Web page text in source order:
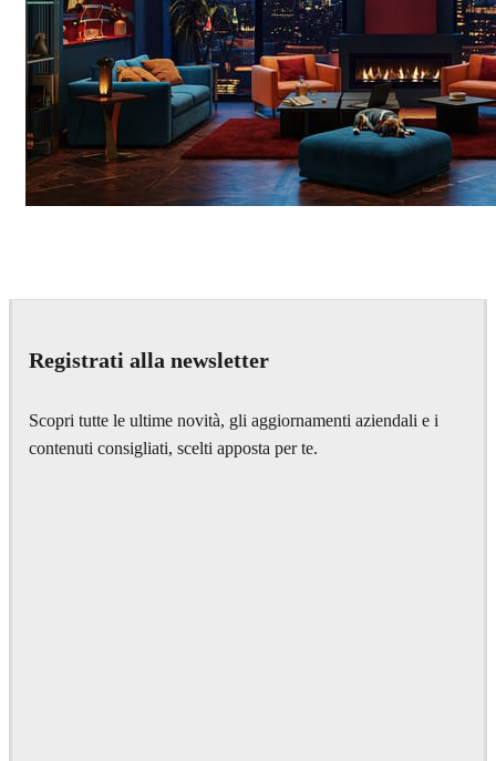
Registrati alla newsletter
Scopri tutte le ultime novità, gli aggiornamenti aziendali e i
contenuti consigliati, scelti apposta per te.